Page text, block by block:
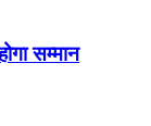
सम्मान